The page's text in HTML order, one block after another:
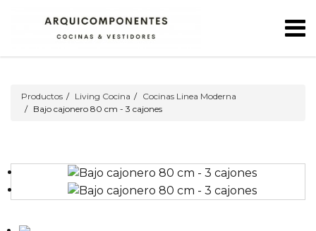
Productos Living Cocina
Cocinas Linea Moderna
Bajo cajonero 80 cm - 3 cajones